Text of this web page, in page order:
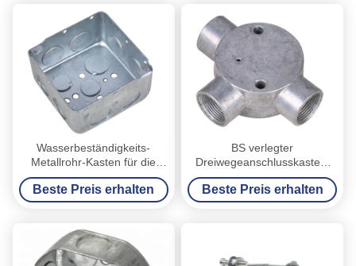
Wasserbeständigkeits-
Metallrohr-Kasten für die
Oberfläche angebracht,
Sondergröße verdrahtend
Beste Preis erhalten
BS verlegter
Dreiwegeanschlusskasten,
wetterfester Metallrohr-
Kasten 1/2“ 3/4"
Beste Preis erhalten